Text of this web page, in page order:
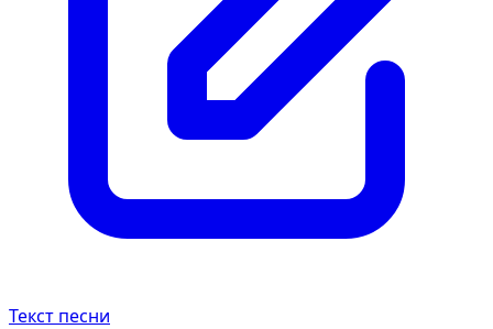
Текст песни